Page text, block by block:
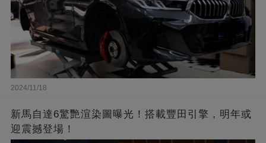
2024/11/18
新馬自達6驚艷渲染圖曝光！搭載豐田引擎，明年或
迎震撼登場！